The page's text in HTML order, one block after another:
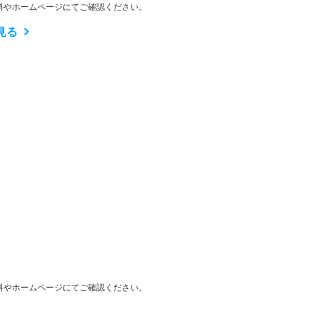
ホームページにてご確認ください。
る
ホームページにてご確認ください。